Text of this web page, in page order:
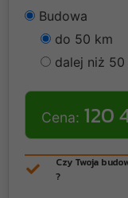
Budowa
do 50 km
dalej niż 50
Cena: 120
Czy Twoja
?